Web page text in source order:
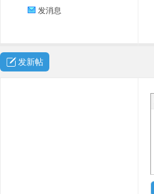
发消息
发新帖